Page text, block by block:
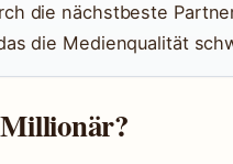
die nächstbeste
die Medienqualität